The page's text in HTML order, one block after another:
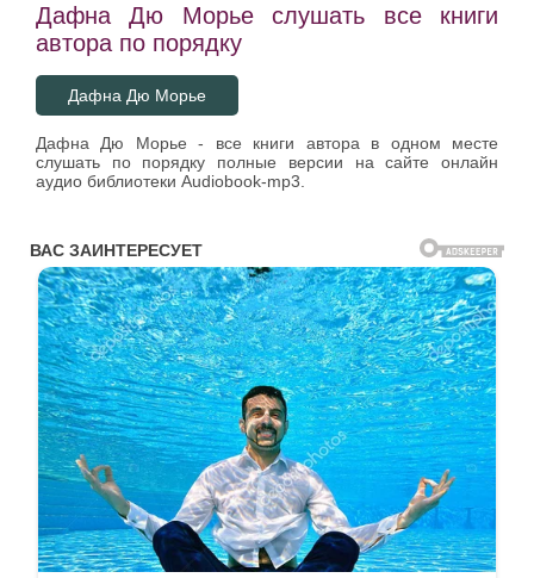
Дафна Дю Морье слушать все книги
автора по порядку
Дафна Дю Морье
Дафна Дю Морье - все книги автора в одном месте
слушать по порядку полные версии на сайте онлайн
аудио библиотеки Audiobook-mp3.